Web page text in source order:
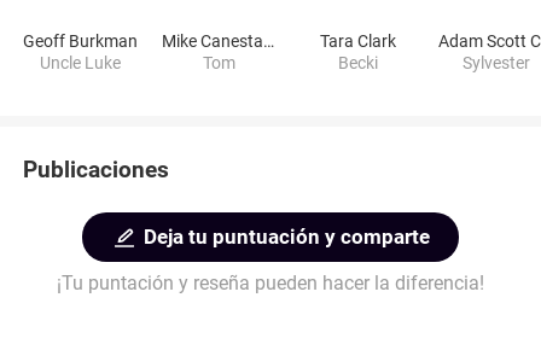
Geoff Burkman
Uncle Luke
Mike Canestaro
Tom
Tara Clark
Becki
Sylvester
Publicaciones
Deja tu puntuación y comparte
¡Tu puntación y reseña pueden hacer la diferencia!